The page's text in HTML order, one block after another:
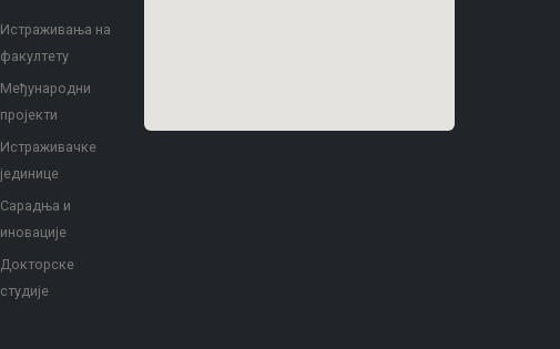
Истраживања на
факултету
Међународни
пројекти
Истраживачке
јединице
Сарадња и
иновације
Докторске
студије